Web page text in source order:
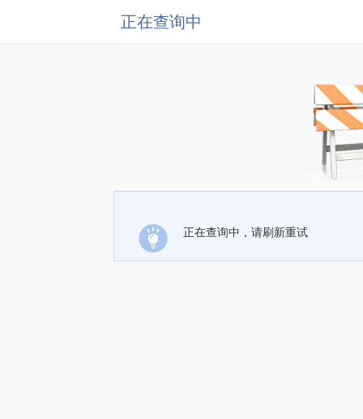
正在查询中
正在查询中，请刷新重试